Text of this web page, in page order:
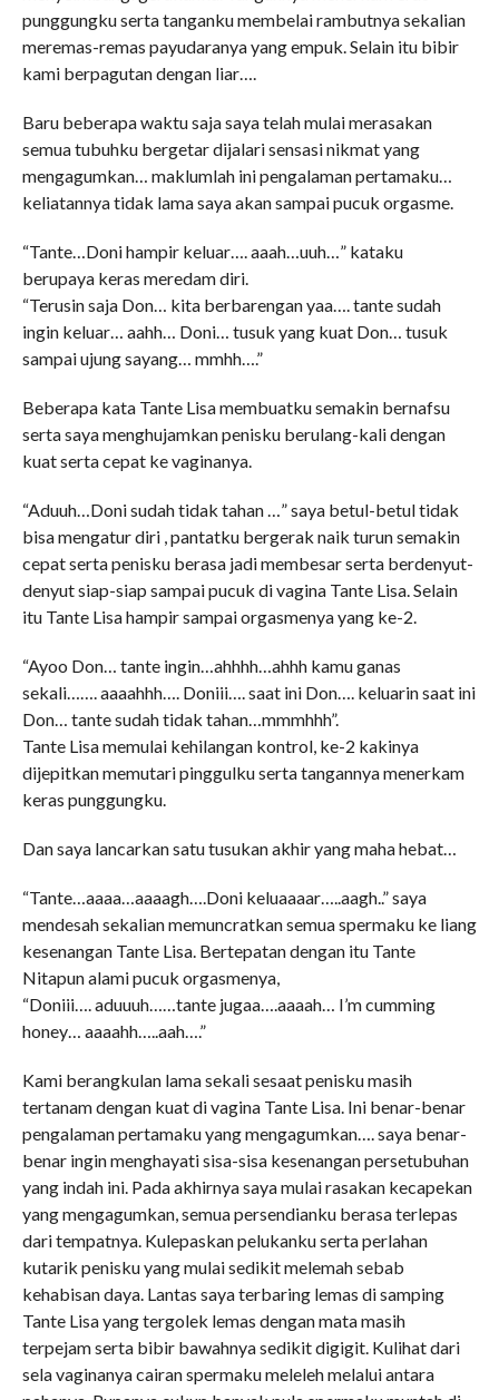
punggungku serta tanganku membelai rambutnya sekalian
meremas-remas payudaranya yang empuk. Selain itu bibir
kami berpagutan dengan liar….
Baru beberapa waktu saja saya telah mulai merasakan
semua tubuhku bergetar dijalari sensasi nikmat yang
mengagumkan… maklumlah ini pengalaman pertamaku…
keliatannya tidak lama saya akan sampai pucuk orgasme.
“Tante…Doni hampir keluar…. aaah…uuh…” kataku
berupaya keras meredam diri.
“Terusin saja Don… kita berbarengan yaa…. tante sudah
ingin keluar… aahh… Doni… tusuk yang kuat Don… tusuk
sampai ujung sayang… mmhh….”
Beberapa kata Tante Lisa membuatku semakin bernafsu
serta saya menghujamkan penisku berulang-kali dengan
kuat serta cepat ke vaginanya.
“Aduuh…Doni sudah tidak tahan …” saya betul-betul tidak
bisa mengatur diri , pantatku bergerak naik turun semakin
cepat serta penisku berasa jadi membesar serta berdenyut-
denyut siap-siap sampai pucuk di vagina Tante Lisa. Selain
itu Tante Lisa hampir sampai orgasmenya yang ke-2.
“Ayoo Don… tante ingin…ahhhh…ahhh kamu ganas
sekali……. aaaahhh…. Doniii…. saat ini Don…. keluarin saat ini
Don… tante sudah tidak tahan…mmmhhh”.
Tante Lisa memulai kehilangan kontrol, ke-2 kakinya
dijepitkan memutari pinggulku serta tangannya menerkam
keras punggungku.
Dan saya lancarkan satu tusukan akhir yang maha hebat…
“Tante…aaaa…aaaagh….Doni keluaaaar…..aagh..” saya
mendesah sekalian memuncratkan semua spermaku ke liang
kesenangan Tante Lisa. Bertepatan dengan itu Tante
Nitapun alami pucuk orgasmenya,
“Doniii…. aduuuh……tante jugaa….aaaah… I’m cumming
honey… aaaahh…..aah….”
Kami berangkulan lama sekali sesaat penisku masih
tertanam dengan kuat di vagina Tante Lisa. Ini benar-benar
pengalaman pertamaku yang mengagumkan…. saya benar-
benar ingin menghayati sisa-sisa kesenangan persetubuhan
yang indah ini. Pada akhirnya saya mulai rasakan kecapekan
yang mengagumkan, semua persendianku berasa terlepas
dari tempatnya. Kulepaskan pelukanku serta perlahan
kutarik penisku yang mulai sedikit melemah sebab
kehabisan daya. Lantas saya terbaring lemas di samping
Tante Lisa yang tergolek lemas dengan mata masih
terpejam serta bibir bawahnya sedikit digigit. Kulihat dari
sela vaginanya cairan spermaku meleleh melalui antara